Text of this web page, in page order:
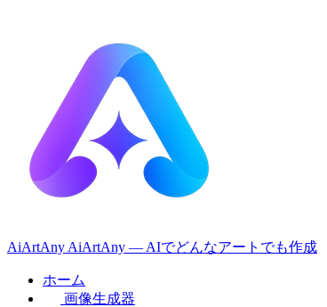
AiArtAny AiArtAny — AIでどんなアートでも作成
ホーム
画像生成器